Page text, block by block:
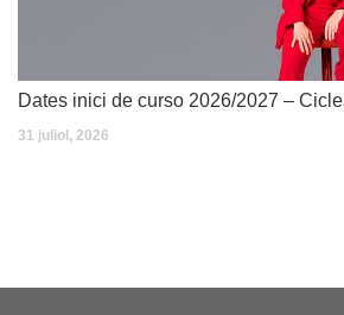
Dates inici de curso 2026/2027 –
31 juliol, 2026